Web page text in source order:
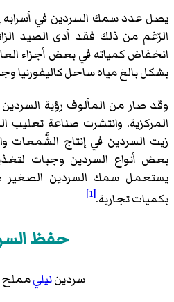
يصل عدد سمك السردين في أسرابه
الرّغم من ذلك فقد أدى الصيد
انخفاض كمياته في بعض أجزاء
بشكل بالغ مياه ساحل كاليفورنيا
وقد صار من المألوف رؤية
المركزية. وانتشرت صناعة تعليب
زيت السردين في إنتاج الشَّمعات
بعض أنواع السردين وجبات
يستعمل سمك السردين الصغير
بكميات تجارية.[1]
حفظ
سرديننيلي